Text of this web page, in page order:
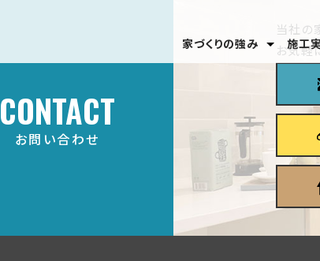
家づくりの強み
安心のテクノロジー
家づくりの流れ
施工
CONTACT
お問い合わせ
当社の
お気軽